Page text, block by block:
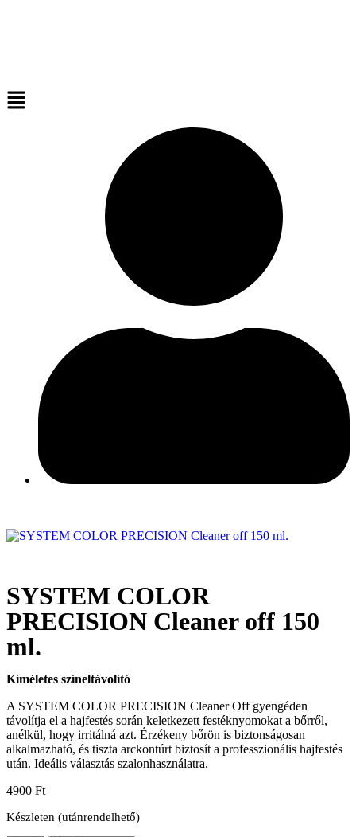
SYSTEM COLOR
PRECISION Cleaner off 150
ml.
Kíméletes színeltávolító
A SYSTEM COLOR PRECISION Cleaner Off gyengéden
távolítja el a hajfestés során keletkezett festéknyomokat a bőrről,
anélkül, hogy irritálná azt. Érzékeny bőrön is biztonságosan
alkalmazható, és tiszta arckontúrt biztosít a professzionális hajfestés
után. Ideális választás szalonhasználatra.
4900 Ft
Készleten (utánrendelhető)